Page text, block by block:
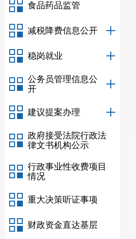
食品药品监管
减税降费信息公开
稳岗就业
公务员管理信息公
开
建议提案办理
政府接受法院行政法
律文书机构公示
行政事业性收费项目
情况
重大决策听证事项
财政资金直达基层